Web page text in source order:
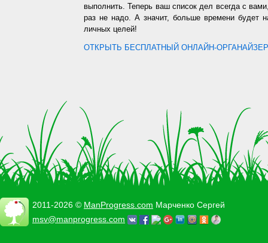
выполнить. Теперь ваш список дел всегда с
раз не надо. А значит, больше времени будет
личных целей!
ОТКРЫТЬ БЕСПЛАТНЫЙ ОНЛАЙН-
2011-2026 © ManProgress.com Марченко Сергей
msv@manprogress.com